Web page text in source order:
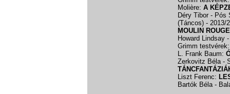
Molière: A
Déry Tibor - Pós
(Táncos) - 2013/
MOULIN ROUGE
Howard Lindsay
Grimm
L. Frank Baum:
Zerkovitz Béla -
Liszt Ferenc:
Bartók Béla -